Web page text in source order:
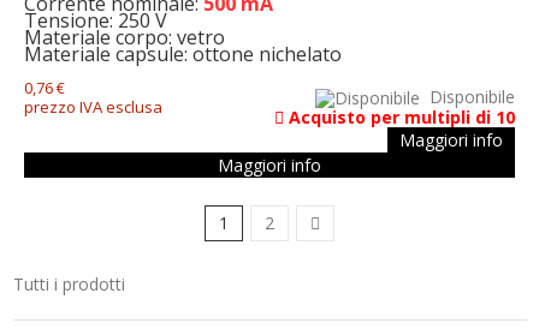
Tensione: 250 V
Materiale corpo: vetro
Materiale capsule: ottone nichelato
0,76 €
prezzo IVA esclusa
Disponibile
Acquisto per multipli di 10
Maggiori info
Maggiori info
1 2
Tutti i prodotti